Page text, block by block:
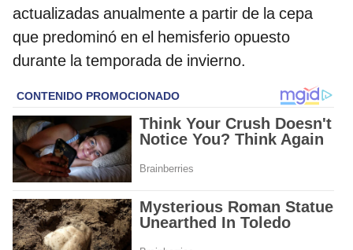
actualizadas anualmente a partir de la cepa
que predominó en el hemisferio opuesto
durante la temporada de invierno.